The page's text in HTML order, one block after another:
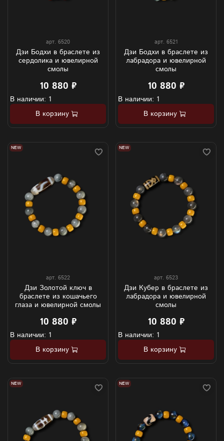
арт. 6520
Дзи Бодхи в браслете из
сердолика и ювелирной
смолы
10 880 ₽
В наличии: 1
В корзину
арт. 6521
Дзи Бодхи в браслете из
лабрадора и ювелирной
смолы
10 880 ₽
В наличии: 1
В корзину
NEW
арт. 6522
Дзи Золотой ключ в
браслете из кошачьего
глаза и ювелирной смолы
10 880 ₽
В наличии: 1
В корзину
NEW
арт. 6523
Дзи Кубер в браслете из
лабрадора и ювелирной
смолы
10 880 ₽
В наличии: 1
В корзину
NEW NEW